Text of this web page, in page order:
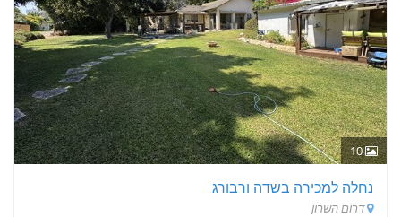
10
נחלה למכירה בשדה ורבורג
דרום השרון